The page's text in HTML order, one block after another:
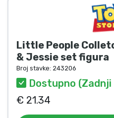
Little People
& Jessie set figura
Broj stavke: 243206
Dostupno
€ 21.34
Gamer proizvodi
Sportski proizvodi
Glazbeni proizvodi
Vrste proizvoda